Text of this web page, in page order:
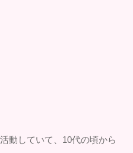
動していて、10代の頃から